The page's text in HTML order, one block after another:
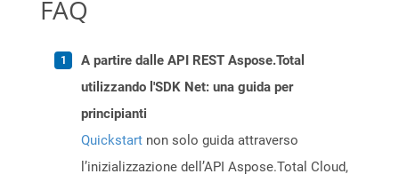
FAQ
A partire dalle API REST Aspose.Total
utilizzando l'SDK Net: una guida per
principianti
Quickstart non solo guida attraverso
l’inizializzazione dell’API Aspose.Total Cloud,